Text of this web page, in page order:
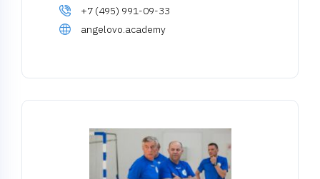
+7 (495) 991-09-33
angelovo.academy